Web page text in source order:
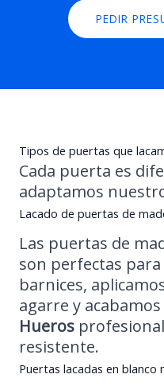
PEDIR
Tipos de puertas que
Cada puerta es
adaptamos
Lacado de puertas de
Las puertas de
son perfectas
barnices,
agarre y
Hueros
resistente.
Puertas lacadas en blanco